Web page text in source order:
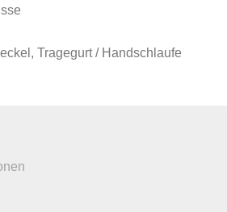
Tragegurt / Handschlaufe